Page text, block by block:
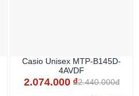
Casio Unisex MTP-B145D-
4AVDF
2.074.000 ₫2.440.000đ